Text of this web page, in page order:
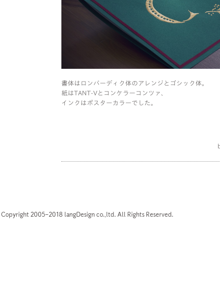
書体はロンバーディク体のアレンジとゴシック体。
紙はTANT-Vとコンケラーコンツァ、
インクはポスターカラーでした。
Copyright 2005–2018 langDesign co.,ltd. All Rights Reserved.